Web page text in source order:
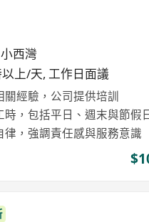
小西灣
上/天, 工作日面議
關經驗，公司提供培訓
時，包括平日、週末與節假
律，強調責任感與服務意識